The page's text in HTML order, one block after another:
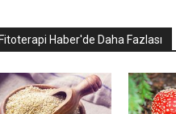
Haber'de Daha Fazlası